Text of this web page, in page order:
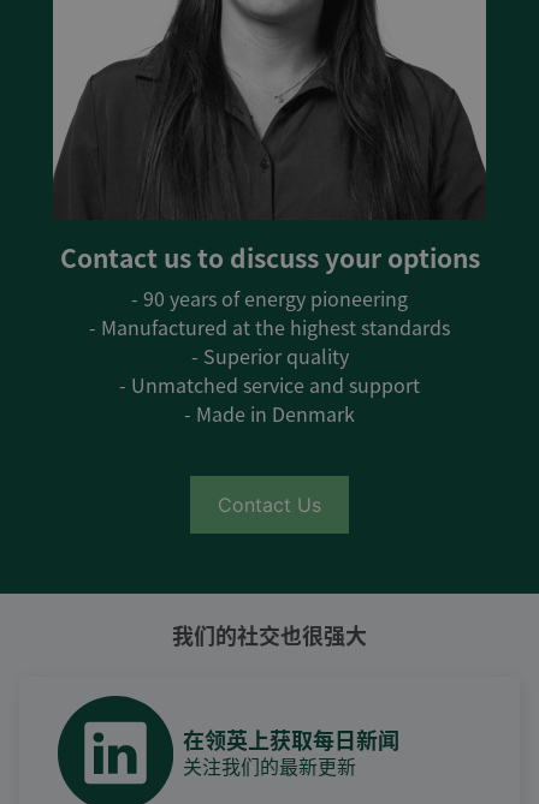
Contact us to discuss your options
- 90 years of energy pioneering
- Manufactured at the highest standards
- Superior quality
- Unmatched service and support
- Made in Denmark
Contact Us
我们的社交也很强大
在领英上获取每日新闻
关注我们的最新更新